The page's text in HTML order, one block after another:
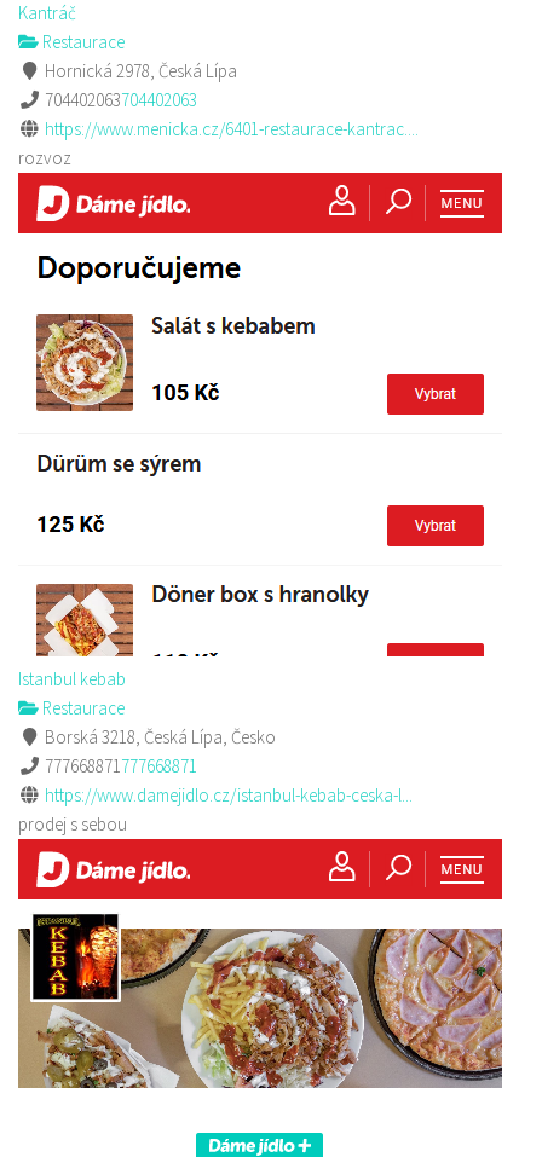
Kantráč
Restaurace
Hornická 2978, Česká Lípa
704402063704402063
https://www.menicka.cz/6401-restaurace-kantrac....
rozvoz
Istanbul kebab
Restaurace
Borská 3218, Česká Lípa, Česko
777668871777668871
https://www.damejidlo.cz/istanbul-kebab-ceska-l...
prodej s sebou